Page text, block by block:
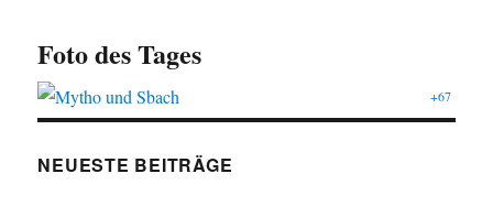
Foto des Tages
+67
NEUESTE BEITRÄGE